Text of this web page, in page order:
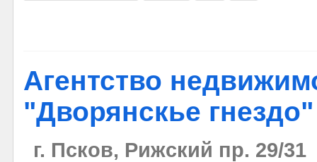
Агентство
"Дворянскье гнездо"
г. Псков, Рижский пр. 29/31